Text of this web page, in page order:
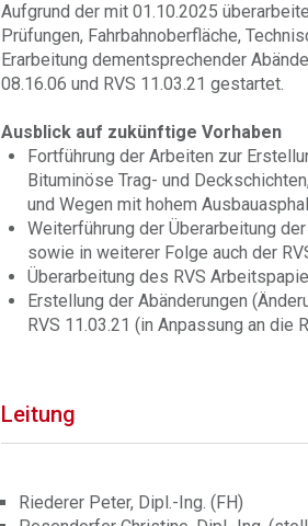
Aufgrund der mit 01.10.2025
Prüfungen, Fahrbahnoberfläche,
Erarbeitung dementsprechender
08.16.06 und RVS 11.03.21 gestartet.
Ausblick auf zukünftige Vorhaben
Fortführung der Arbeiten zur
Bituminöse Trag- und
und Wegen mit hohem
Weiterführung der Überarbeitung
sowie in weiterer Folge auch der
Überarbeitung des RVS
Erstellung der Abänderungen
RVS 11.03.21 (in Anpassung an die
Leitung
Riederer Peter, Dipl.-Ing. (FH)